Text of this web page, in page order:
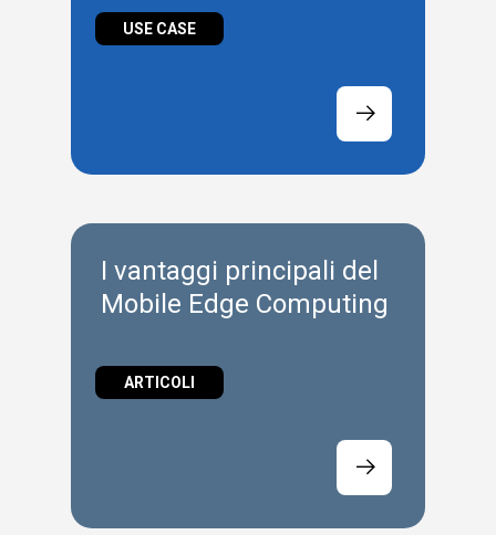
USE CASE
I vantaggi principali del
Mobile Edge Computing
ARTICOLI